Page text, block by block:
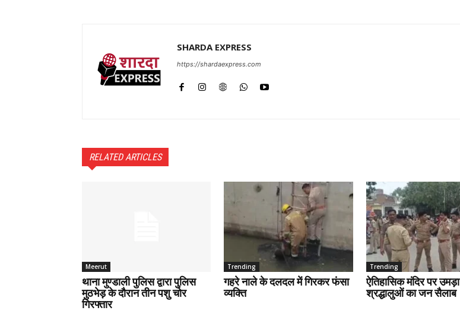
SHARDA EXPRESS
https://shardaexpress.com
RELATED ARTICLES
Meerut
थाना मुण्डाली पुलिस द्वारा पुलिस
मुठभेड़ के दौरान तीन पशु चोर
गिरफ्तार
Trending
गहरे नाले के दलदल में गिरकर फंसा
व्यक्ति
Trending
ऐतिहासिक मंदिर पर उमड़ा
श्रद्धालुओं का जन सैलाब